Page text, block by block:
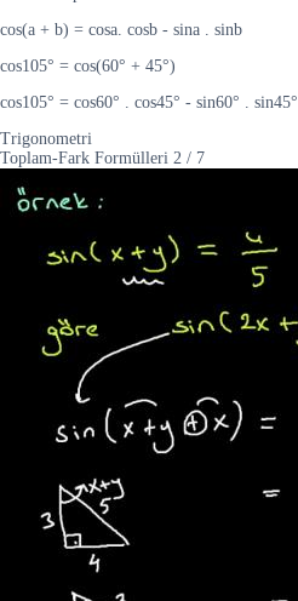
cos(a + b) = cosa. cosb - sina . sinb
cos105° = cos(60° + 45°)
cos105° = cos60° . cos45° - sin60° . sin45°
Trigonometri
Toplam-Fark Formülleri 2 / 7